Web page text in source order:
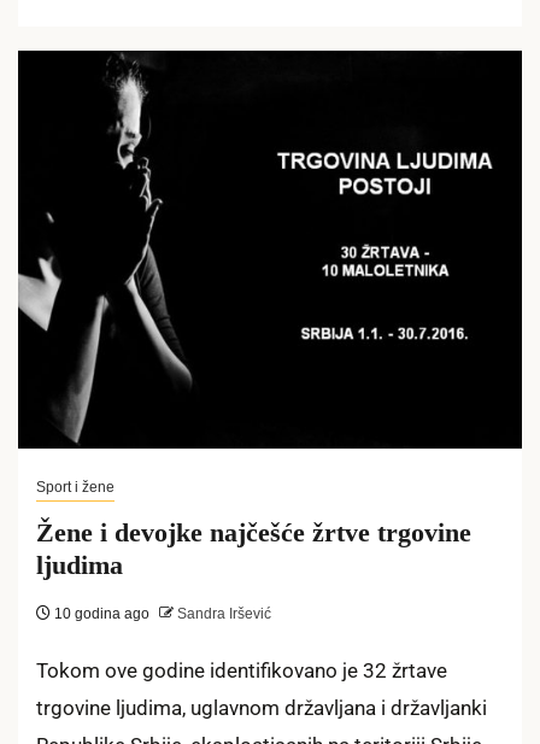
Sport i žene
Žene i devojke najčešće žrtve trgovine
ljudima
10 godina ago Sandra Iršević
Tokom ove godine identifikovano je 32 žrtave
trgovine ljudima, uglavnom državljana i državljanki